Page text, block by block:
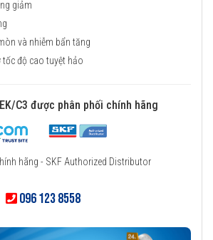
giảm
và nhiễm bẩn tăng
tốc độ cao tuyệt hảo
C3 được phân phối chính hãng
hãng - SKF Authorized Distributor
096 123 8558